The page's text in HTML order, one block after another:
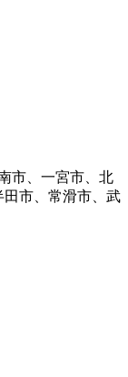
市、一宮市、北
市、常滑市、武